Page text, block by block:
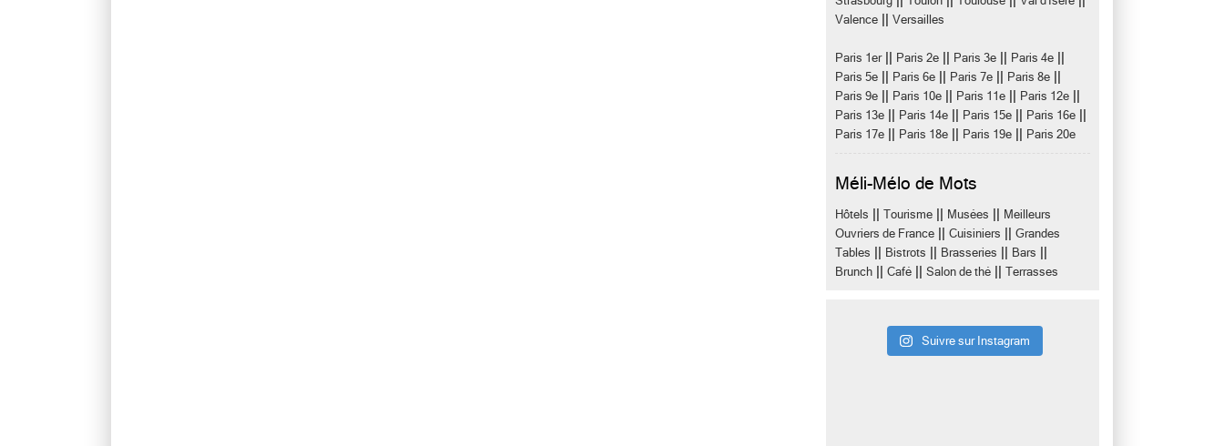
Valence Versailles
Paris 1er|| Paris 2e Paris 3e Paris 4e
Paris 5e Paris 6e Paris 7e Paris 8e
Paris 9e Paris 10e Paris 11e Paris 12e
Paris 13e Paris 14e Paris 15e Paris 16e
Paris 17e Paris 18e Paris 19e Paris 20e
Méli-Mélo de Mots
Hôtels Tourisme Musées
Meilleurs
Ouvriers de France
Cuisiniers
Grandes
Tables
Bistrots Brasseries Bars
Brunch Café Salon de thé Terrasses
Suivre sur Instagram